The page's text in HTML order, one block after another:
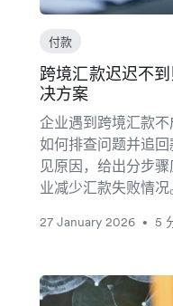
付款
跨境汇款迟迟不
决方案
企业遇到跨境汇款不
如何排查问题并追
见原因，给出分步
业减少汇款失败情况
27 January 2026 • 5